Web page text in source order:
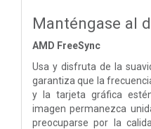
Manténgase al
AMD FreeSync
Usa y disfruta de la
garantiza que la
y la tarjeta gráfica
imagen permanezca
preocuparse por la